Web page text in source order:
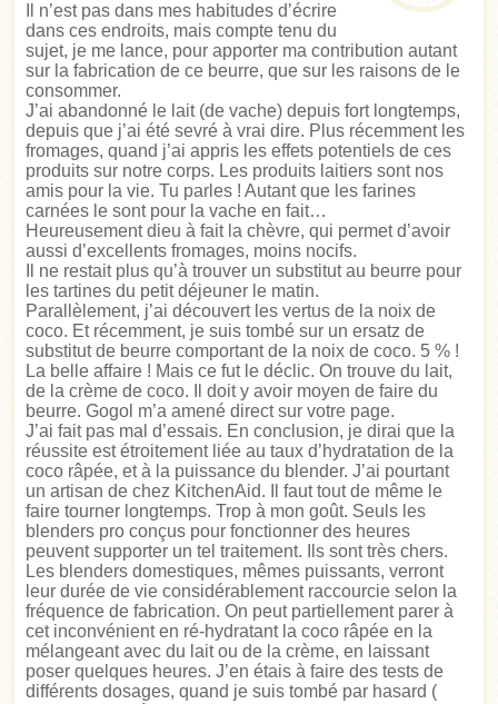
Il n’est pas dans mes habitudes d’écrire
dans ces endroits, mais compte tenu du
sujet, je me lance, pour apporter ma contribution autant
sur la fabrication de ce beurre, que sur les raisons de le
consommer.
J’ai abandonné le lait (de vache) depuis fort longtemps,
depuis que j’ai été sevré à vrai dire. Plus récemment les
fromages, quand j’ai appris les effets potentiels de ces
produits sur notre corps. Les produits laitiers sont nos
amis pour la vie. Tu parles ! Autant que les farines
carnées le sont pour la vache en fait…
Heureusement dieu à fait la chèvre, qui permet d’avoir
aussi d’excellents fromages, moins nocifs.
Il ne restait plus qu’à trouver un substitut au beurre pour
les tartines du petit déjeuner le matin.
Parallèlement, j’ai découvert les vertus de la noix de
coco. Et récemment, je suis tombé sur un ersatz de
substitut de beurre comportant de la noix de coco. 5 % !
La belle affaire ! Mais ce fut le déclic. On trouve du lait,
de la crème de coco. Il doit y avoir moyen de faire du
beurre. Gogol m’a amené direct sur votre page.
J’ai fait pas mal d’essais. En conclusion, je dirai que la
réussite est étroitement liée au taux d’hydratation de la
coco râpée, et à la puissance du blender. J’ai pourtant
un artisan de chez KitchenAid. Il faut tout de même le
faire tourner longtemps. Trop à mon goût. Seuls les
blenders pro conçus pour fonctionner des heures
peuvent supporter un tel traitement. Ils sont très chers.
Les blenders domestiques, mêmes puissants, verront
leur durée de vie considérablement raccourcie selon la
fréquence de fabrication. On peut partiellement parer à
cet inconvénient en ré-hydratant la coco râpée en la
mélangeant avec du lait ou de la crème, en laissant
poser quelques heures. J’en étais à faire des tests de
différents dosages, quand je suis tombé par hasard (